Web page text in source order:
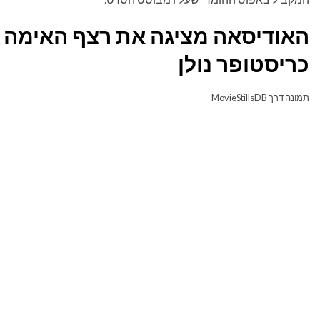
האודיסאה מציגה את רצף
כריסטופר נולן
תמונה דרך MovieStillsDB